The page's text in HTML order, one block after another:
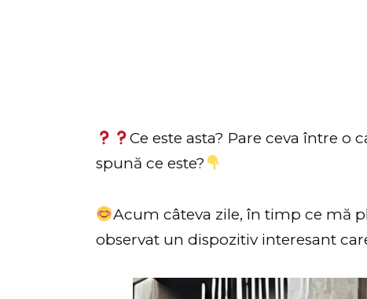
Ce este asta? Pare ceva între o
spună ce este?
Acum câteva zile, în timp ce mă
observat un dispozitiv interesant